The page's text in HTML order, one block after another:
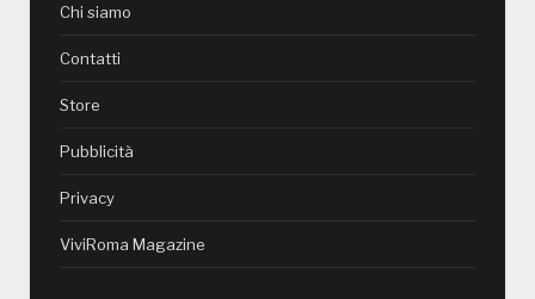
Chi siamo
Contatti
Store
Pubblicità
Privacy
ViviRoma Magazine